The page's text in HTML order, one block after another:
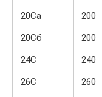
20Са
200
20Сб
200
24С
240
26С
260